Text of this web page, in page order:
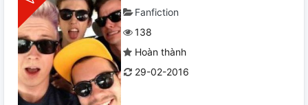
Fanfiction
138
Hoàn thành
29-02-2016